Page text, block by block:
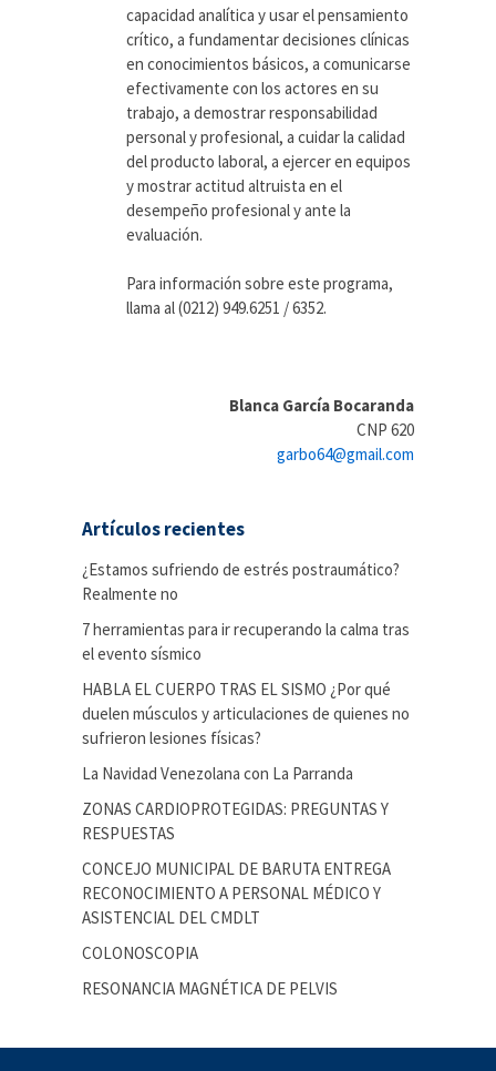
capacidad analítica y usar el pensamiento
crítico, a fundamentar decisiones clínicas
en conocimientos básicos, a comunicarse
efectivamente con los actores en su
trabajo, a demostrar responsabilidad
personal y profesional, a cuidar la calidad
del producto laboral, a ejercer en equipos
y mostrar actitud altruista en el
desempeño profesional y ante la
evaluación.
Para información sobre este programa,
llama al (0212) 949.6251 / 6352.
Blanca García Bocaranda
CNP 620
garbo64@gmail.com
Artículos recientes
¿Estamos sufriendo de estrés postraumático?
Realmente no
7 herramientas para ir recuperando la calma tras
el evento sísmico
HABLA EL CUERPO TRAS EL SISMO ¿Por qué
duelen músculos y articulaciones de quienes no
sufrieron lesiones físicas?
La Navidad Venezolana con La Parranda
ZONAS CARDIOPROTEGIDAS: PREGUNTAS Y
RESPUESTAS
CONCEJO MUNICIPAL DE BARUTA ENTREGA
RECONOCIMIENTO A PERSONAL MÉDICO Y
ASISTENCIAL DEL CMDLT
COLONOSCOPIA
RESONANCIA MAGNÉTICA DE PELVIS